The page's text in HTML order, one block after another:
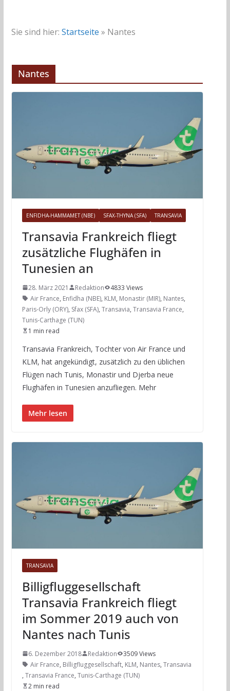
Sie sind hier: Startseite » Nantes
Nantes
ENFIDHA-HAMMAMET (NBE) SFAX-THYNA (SFA) TRANSAVIA
Transavia Frankreich fliegt
zusätzliche Flughäfen in
Tunesien an
28. März 2021 Redaktion
4833 Views
Air France, Enfidha (NBE), KLM, Monastir (MIR), Nantes,
Paris-Orly (ORY), Sfax (SFA), Transavia, Transavia France,
Tunis-Carthage (TUN)
1 min read
Transavia Frankreich, Tochter von Air France und
KLM, hat angekündigt, zusätzlich zu den üblichen
Flügen nach Tunis, Monastir und Djerba neue
Flughäfen in Tunesien anzufliegen. Mehr
Mehr lesen
TRANSAVIA
Billigfluggesellschaft
Transavia Frankreich fliegt
im Sommer 2019 auch von
Nantes nach Tunis
6. Dezember 2018 Redaktion
3509 Views
Air France, Billigfluggesellschaft, KLM, Nantes, Transavia
, Transavia France, Tunis-Carthage (TUN)
2 min read